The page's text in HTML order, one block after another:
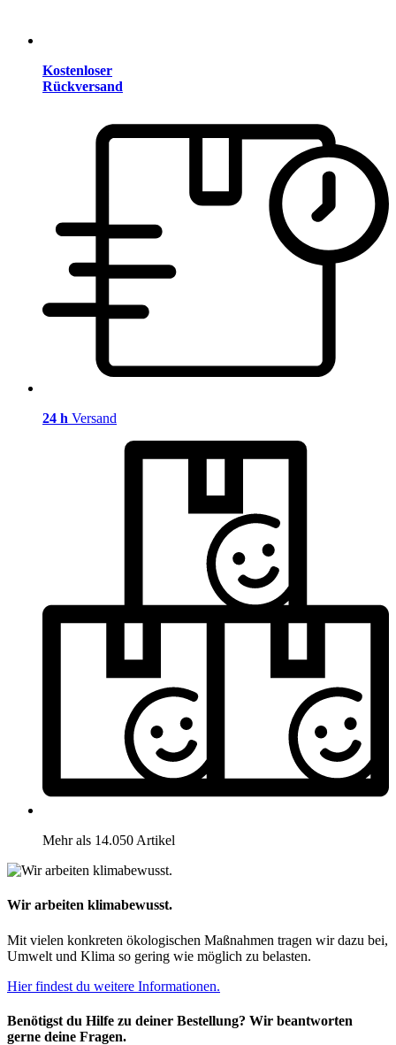
Kostenloser
Rückversand
24 h Versand
Mehr als 14.050 Artikel
Wir arbeiten klimabewusst.
Mit vielen konkreten ökologischen Maßnahmen tragen wir dazu bei,
Umwelt und Klima so gering wie möglich zu belasten.
Hier findest du weitere Informationen.
Benötigst du Hilfe zu deiner Bestellung? Wir beantworten
gerne deine Fragen.